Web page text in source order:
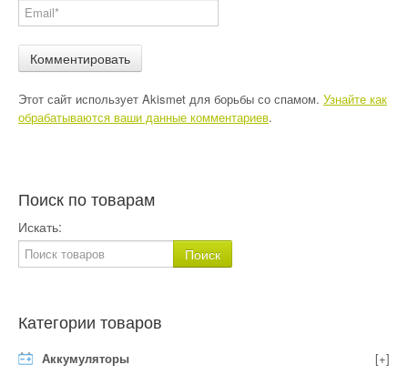
Этот сайт использует Akismet для борьбы со спамом. Узнайте как
обрабатываются ваши данные комментариев.
Поиск по товарам
Искать:
Категории товаров
Аккумуляторы [+]